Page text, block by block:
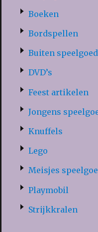
Boeken
Bordspellen
Buiten speelgoed
DVD’s
Feest artikelen
Jongens
Knuffels
Lego
Meisjes
Playmobil
Strijkkralen